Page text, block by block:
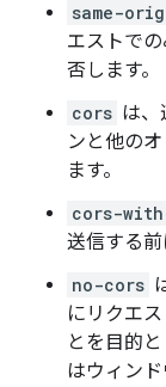
same-
エストで
否します。
cors は、
ンと他の
ます。
cors-
送信する前
no-cors
にリクエス
とを目的
はウィン